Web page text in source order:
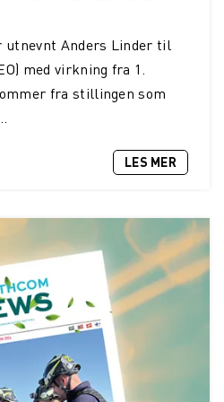
sin løsning
radio
blir Northcom
Indoor Location
kjøper INVISIO
i Wireless Communication
utnevnt Anders Linder til
med virkning fra 1.
fra stillingen som
LES MER